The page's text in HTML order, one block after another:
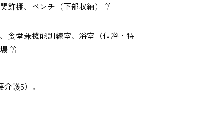
飾棚、ベンチ（下部収納） 等
食堂兼機能訓練室、浴室（個浴・特
等
護5）。